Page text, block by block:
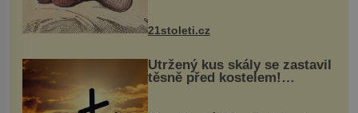
nohou, a způsobuje bole...
21stoleti.cz
Utržený kus skály se zastavil
těsně před kostelem!
Ochránila ho boží síla?